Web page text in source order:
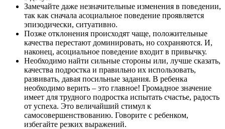
Замечайте даже незначительные изменения в поведении,
так как сначала асоциальное поведение проявляется
эпизодически, ситуативно.
Позже отклонения происходят чаще, положительные
качества перестают доминировать, но сохраняются. И,
наконец, асоциальное поведение входит в привычку.
Необходимо найти сильные стороны или, лучше сказать,
качества подростка и правильно их использовать,
развивать, давая посильные задания. В ребенка
необходимо верить – это главное! Громадное значение
имеет для трудного подростка испытать счастье, радость
от успеха. Это величайший стимул к
самосовершенствованию. Говорите с ребенком,
избегайте резких выражений.